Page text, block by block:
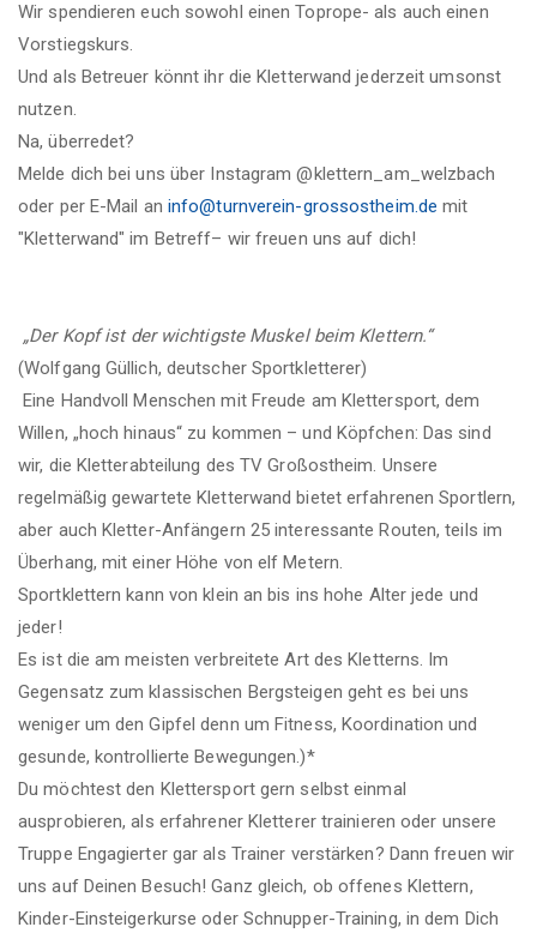
Wir spendieren euch sowohl einenToprope- als auch einen
Vorstiegskurs.
Und als Betreuer könnt ihr die Kletterwand jederzeit umsonst
nutzen.
Na, überredet?
Melde dich bei uns über Instagram @klettern_am_welzbach
oder per E-Mail an info@turnverein-grossostheim.de mit
"Kletterwand" im Betreff– wir freuen uns auf dich!
„Der Kopf ist der wichtigste Muskel beim Klettern.“
(Wolfgang Güllich, deutscher Sportkletterer)
Eine Handvoll Menschen mit Freude am Klettersport, dem
Willen, „hoch hinaus“ zu kommen – und Köpfchen: Das sind
wir, die Kletterabteilung des TV Großostheim. Unsere
regelmäßig gewartete Kletterwand bietet erfahrenen Sportlern,
aber auch Kletter-Anfängern 25 interessante Routen, teils im
Überhang, mit einer Höhe von elf Metern.
Sportklettern kann von klein an bis ins hohe Alter jede und
jeder!
Es ist die am meisten verbreitete Art des Kletterns. Im
Gegensatz zum klassischen Bergsteigen geht es bei uns
weniger um den Gipfel denn um Fitness, Koordination und
gesunde, kontrollierte Bewegungen.)*
Du möchtest den Klettersport gern selbst einmal
ausprobieren, als erfahrener Kletterer trainieren oder unsere
Truppe Engagierter gar als Trainer verstärken? Dann freuen wir
uns auf Deinen Besuch! Ganz gleich, ob offenes Klettern,
Kinder-Einsteigerkurse oder Schnupper-Training, in dem Dich